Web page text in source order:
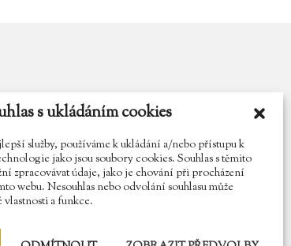
s ukládáním cookies
služby, používáme k ukládání a/nebo přístupu k
jako jsou soubory cookies. Souhlas s těmito
zpracovávat údaje, jako je chování při procházení
webu. Nesouhlas nebo odvolání souhlasu může
a funkce.
Najdete nás na Facebooku
Sledujte náš Instagram